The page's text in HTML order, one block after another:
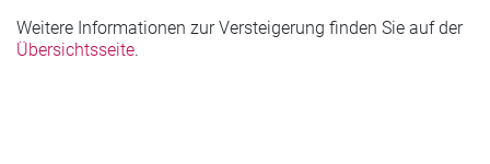
Weitere Informationen zur Versteigerung finden Sie auf der
Übersichtsseite.